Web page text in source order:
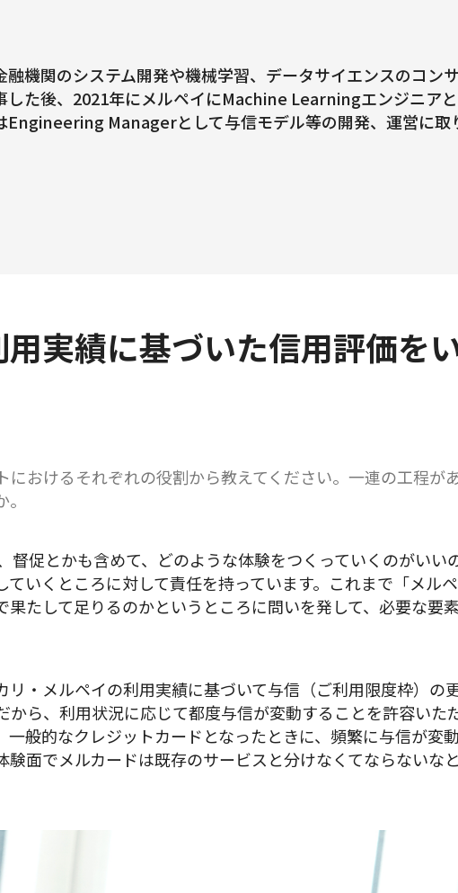
融機関のシステム開発や機械学習、データサイエンスのコン
した後、2021年にメルペイにMachine Learningエンジニア
Engineering Managerとして与信モデル等の開発、運営に取
実績に基づいた信用評価を
おけるそれぞれの役割から教えてください。一連の工程が
督促とかも含めて、どのような体験をつくっていくのがいい
ていくところに対して責任を持っています。これまで「メル
果たして足りるのかというところに問いを発して、必要な要
リ・メルペイの利用実績に基づいて与信（ご利用限度枠）の
から、利用状況に応じて都度与信が変動することを許容いた
一般的なクレジットカードとなったときに、頻繁に与信が変
験面でメルカードは既存のサービスと分けなくてならないな